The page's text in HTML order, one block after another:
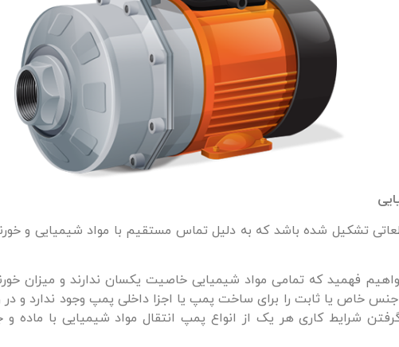
تشکیل شده باشد که به دلیل تماس مستقیم با مواد شیمیایی و
فهمید که تمامی مواد شیمیایی خاصیت یکسان ندارند و میزان
خاص یا ثابت را برای ساخت پمپ یا اجزا داخلی پمپ وجود ندارد و در
شرایط کاری هر یک از انواع پمپ انتقال مواد شیمیایی با